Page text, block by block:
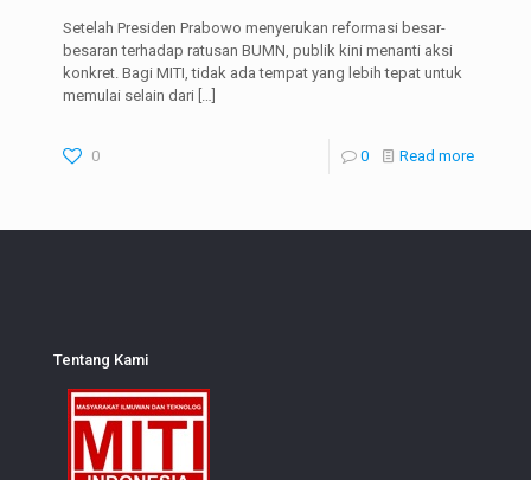
Setelah Presiden Prabowo menyerukan reformasi besar-
besaran terhadap ratusan BUMN, publik kini menanti aksi
konkret. Bagi MITI, tidak ada tempat yang lebih tepat untuk
memulai selain dari […]
0 0 Read more
Tentang Kami